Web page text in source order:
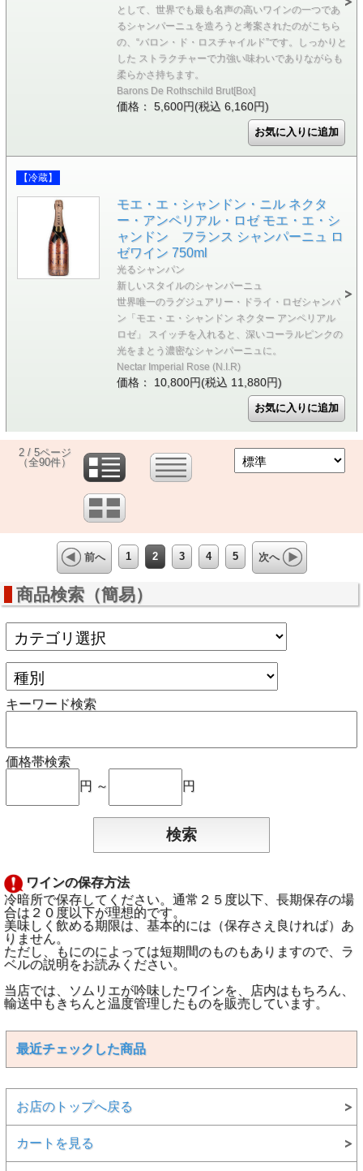
として、世界でも最も名声の高いワインの一つであ
るシャンパーニュを造ろうと考案されたのがこちら
の、“バロン・ド・ロスチャイルド”です。しっかりと
した ストラクチャーで力強い味わいでありながらも
柔らかさ持ちます。
Barons De Rothschild Brut[Box]
価格： 5,600円(税込 6,160円)
【冷蔵】
モエ・エ・シャンドン・ニル ネクタ
ー・アンペリアル・ロゼ モエ・エ・シ
ャンドン フランス シャンパーニュ ロ
ゼワイン 750ml
光るシャンパン
新しいスタイルのシャンパーニュ
世界唯一のラグジュアリー・ドライ・ロゼシャンパ
ン「モエ・エ・シャンドン ネクター アンペリアル
ロゼ」 スイッチを入れると、深いコーラルピンクの
光をまとう濃密なシャンパーニュに。
Nectar Imperial Rose (N.I.R)
価格： 10,800円(税込 11,880円)
2 / 5ページ
（全90件）
前へ 1 2 3 4 5 次へ
商品検索（簡易）
キーワード検索
価格帯検索
円 ～
円
ワインの保存方法
冷暗所で保存してください。通常２５度以下、長期保存の場
合は２０度以下が理想的です。
美味しく飲める期限は、基本的には（保存さえ良ければ）あ
りません。
ただし、もにのによっては短期間のものもありますので、ラ
ベルの説明をお読みください。
当店では、ソムリエが吟味したワインを、店内はもちろん、
輸送中もきちんと温度管理したものを販売しています。
最近チェックした商品
お店のトップへ戻る
カートを見る